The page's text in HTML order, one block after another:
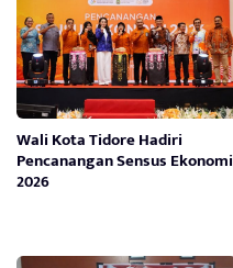
Wali Kota Tidore Hadiri
Pencanangan Sensus Ekonomi
2026